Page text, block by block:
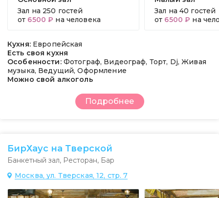
Зал на 250 гостей
от 6500 ₽ на человека
Зал на 40 гостей
от 6500 ₽ на
Кухня: Европейская
Есть своя кухня
Особенности: Фотограф, Видеограф, Торт, Dj, Живая
музыка, Ведущий, Оформление
Можно свой алкоголь
Подробнее
БирХаус на Тверской
Банкетный зал, Ресторан, Бар
Москва, ул. Тверская, 12, стр. 7